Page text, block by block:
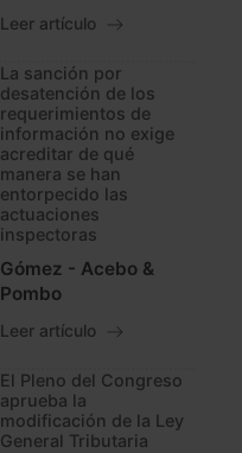
Leer artículo
La sanción por
desatención de los
requerimientos de
información no exige
acreditar de qué
manera se han
entorpecido las
actuaciones
inspectoras
Gómez - Acebo &
Pombo
Leer artículo
El Pleno del Congreso
aprueba la
modificación de la Ley
General Tributaria